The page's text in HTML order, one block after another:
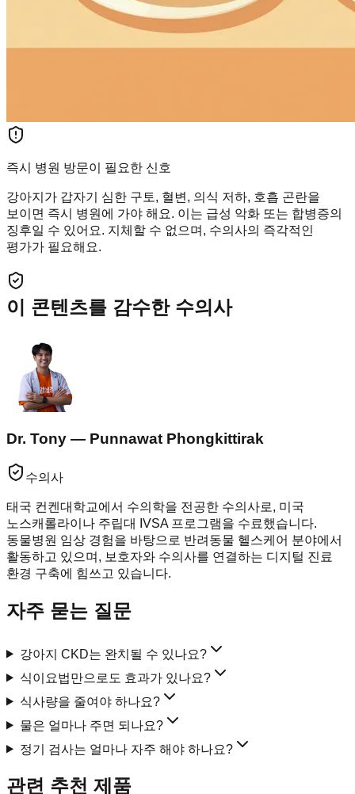
즉시 병원 방문이 필요한 신호
강아지가 갑자기 심한 구토, 혈변, 의식 저하, 호흡 곤란을
보이면 즉시 병원에 가야 해요. 이는 급성 악화 또는 합병증의
징후일 수 있어요. 지체할 수 없으며, 수의사의 즉각적인
평가가 필요해요.
이 콘텐츠를 감수한 수의사
Dr. Tony — Punnawat Phongkittirak
수의사
태국 컨켄대학교에서 수의학을 전공한 수의사로, 미국
노스캐롤라이나 주립대 IVSA 프로그램을 수료했습니다.
동물병원 임상 경험을 바탕으로 반려동물 헬스케어 분야에서
활동하고 있으며, 보호자와 수의사를 연결하는 디지털 진료
환경 구축에 힘쓰고 있습니다.
자주 묻는 질문
강아지 CKD는 완치될 수 있나요?
식이요법만으로도 효과가 있나요?
식사량을 줄여야 하나요?
물은 얼마나 주면 되나요?
정기 검사는 얼마나 자주 해야 하나요?
관련 추천 제품